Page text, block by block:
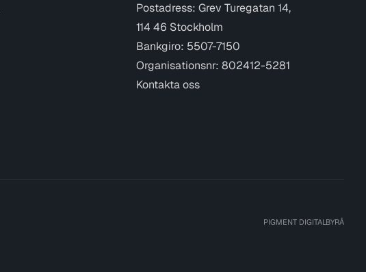
Postadress: Grev Turegatan 14,
114 46 Stockholm
Bankgiro: 5507-7150
Organisationsnr: 802412-5281
Kontakta oss
PIGMENT DIGITALBYRÅ